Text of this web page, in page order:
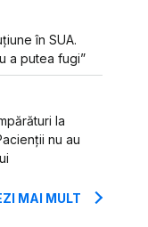
în SUA.
a putea fugi”
la
nu au
MAI MULT